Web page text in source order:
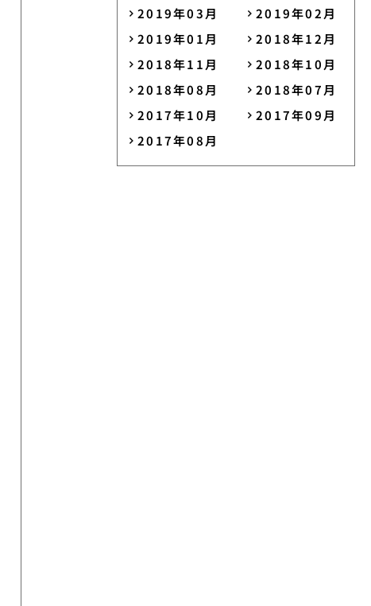
2019年03月
2019年02月
2019年01月
2018年12月
2018年11月
2018年10月
2018年08月
2018年07月
2017年10月
2017年09月
2017年08月